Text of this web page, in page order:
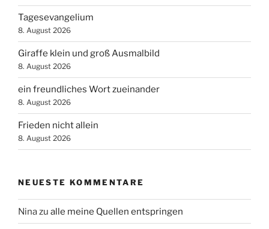
Tagesevangelium
8. August 2026
Giraffe klein und groß Ausmalbild
8. August 2026
ein freundliches Wort zueinander
8. August 2026
Frieden nicht allein
8. August 2026
NEUESTE KOMMENTARE
Ninazu alle meine Quellen entspringen